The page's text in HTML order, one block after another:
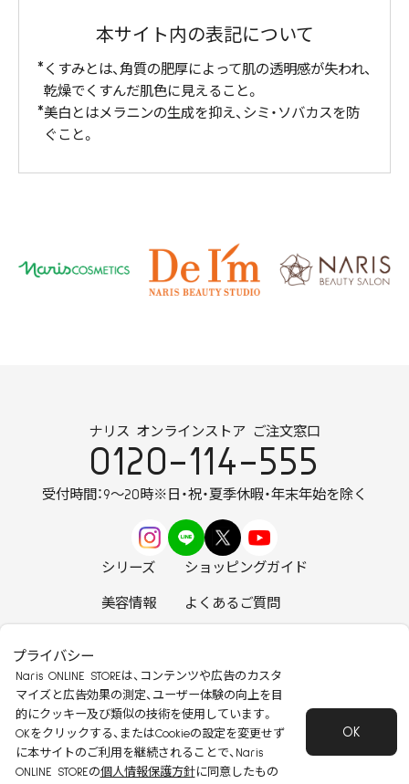
本サイト内の表記について
くすみとは、角質の肥厚によって肌の透明感が失われ、
乾燥でくすんだ肌色に見えること。
美白とはメラニンの生成を抑え、シミ・ソバカスを防
ぐこと。
ナリス オンラインストア ご注文窓口
0120-114-555
受付時間：9～20時※日・祝・夏季休暇・年末年始を除く
シリーズ ショッピングガイド
美容情報 よくあるご質問
安心して安全にご使用いただくために
特定商取引法に基づく表記
会社概要
個人情報保護方針
会員規約
プライバシー
Naris ONLINE STOREは、コンテンツや広告のカスタ
マイズと広告効果の測定、ユーザー体験の向上を目
的にクッキー及び類似の技術を使用しています。
OKをクリックする、またはCookieの設定を変更せず
に本サイトのご利用を継続されることで、Naris
ONLINE STOREの個人情報保護方針に同意したもの
OK